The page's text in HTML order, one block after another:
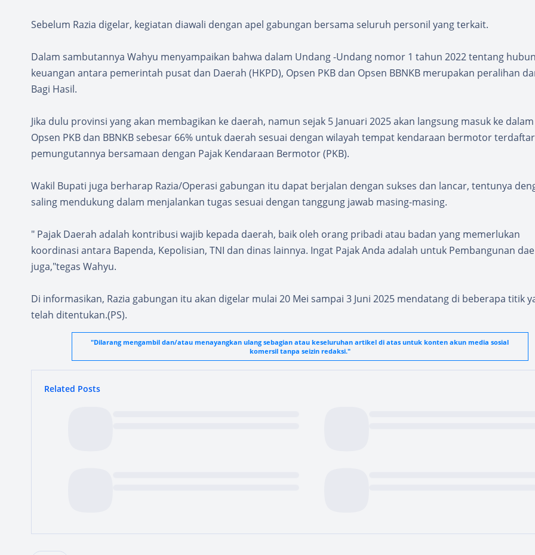
Sebelum Razia digelar, kegiatan diawali dengan apel gabungan bersama seluruh personil yang terkait.
Dalam sambutannya Wahyu menyampaikan bahwa dalam Undang -Undang nomor 1 tahun 2022 tentang
keuangan antara pemerintah pusat dan Daerah (HKPD), Opsen PKB dan Opsen BBNKB merupakan peralihan
Bagi Hasil.
Jika dulu provinsi yang akan membagikan ke daerah, namun sejak 5 Januari 2025 akan langsung masuk ke
Opsen PKB dan BBNKB sebesar 66% untuk daerah sesuai dengan wilayah tempat kendaraan bermotor
pemungutannya bersamaan dengan Pajak Kendaraan Bermotor (PKB).
Wakil Bupati juga berharap Razia/Operasi gabungan itu dapat berjalan dengan sukses dan lancar, tentunya
saling mendukung dalam menjalankan tugas sesuai dengan tanggung jawab masing-masing.
" Pajak Daerah adalah kontribusi wajib kepada daerah, baik oleh orang pribadi atau badan yang memerlukan
koordinasi antara Bapenda, Kepolisian, TNI dan dinas lainnya. Ingat Pajak Anda adalah untuk Pembangunan
juga,"tegas Wahyu.
Di informasikan, Razia gabungan itu akan digelar mulai 20 Mei sampai 3 Juni 2025 mendatang di beberapa titik
telah ditentukan.(PS).
"Dilarang mengambil dan/atau menayangkan ulang sebagian atau keseluruhan artikel di atas untuk konten akun media sosial
komersil tanpa seizin redaksi."
Related Posts